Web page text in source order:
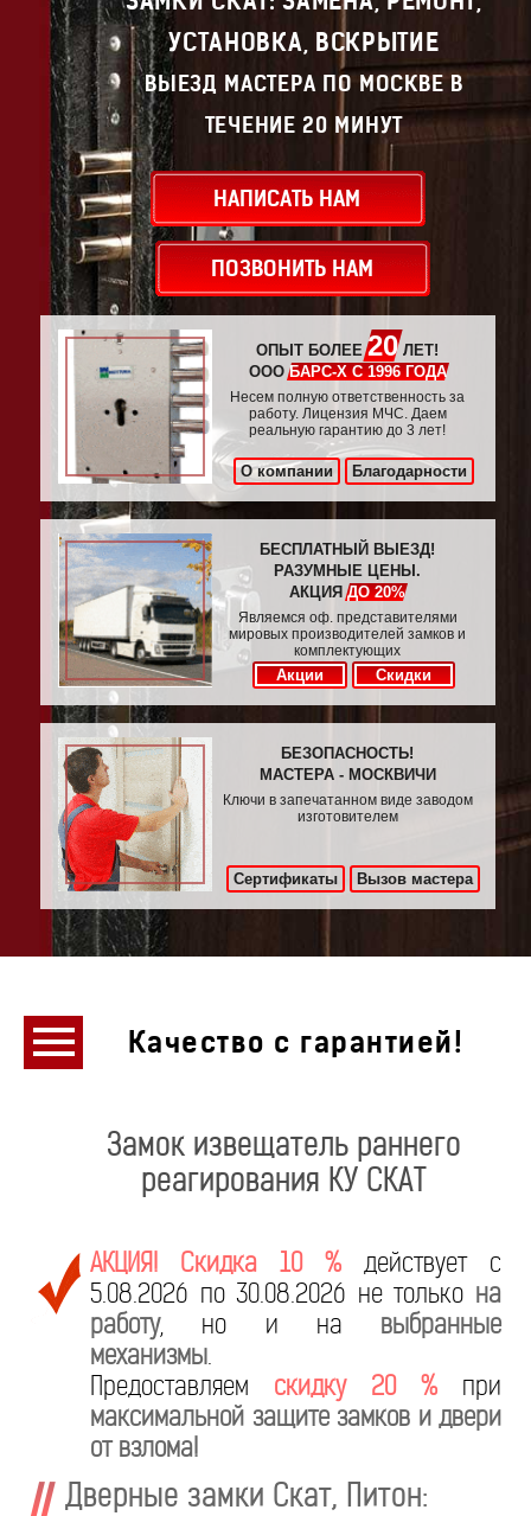
УСТАНОВКА, ВСКРЫТИЕ
ВЫЕЗД МАСТЕРА ПО МОСКВЕ В
ТЕЧЕНИЕ 20 МИНУТ
НАПИСАТЬ НАМ
ПОЗВОНИТЬ НАМ
ОПЫТ БОЛЕЕ20ЛЕТ!
ОООБАРС-Х С 1996 ГОДА
Несем полную ответственность за
работу. Лицензия МЧС. Даем
реальную гарантию до 3 лет!
О компании Благодарности
БЕСПЛАТНЫЙ ВЫЕЗД!
РАЗУМНЫЕ ЦЕНЫ.
АКЦИЯДО 20%
Являемся оф. представителями
мировых производителей замков и
комплектующих
Акции Скидки
БЕЗОПАСНОСТЬ!
МАСТЕРА - МОСКВИЧИ
Ключи в запечатанном виде заводом
изготовителем
Сертификаты Вызов мастера
Качество с гарантией!
Замок извещатель раннего
реагирования КУ СКАТ
АКЦИЯ! Скидка 10 % действует с
5.08.2026 по 30.08.2026 не только на
работу, но и на выбранные
механизмы.
Предоставляем скидку 20 % при
максимальной защите замков и двери
от взлома!
Дверные замки Скат, Питон: